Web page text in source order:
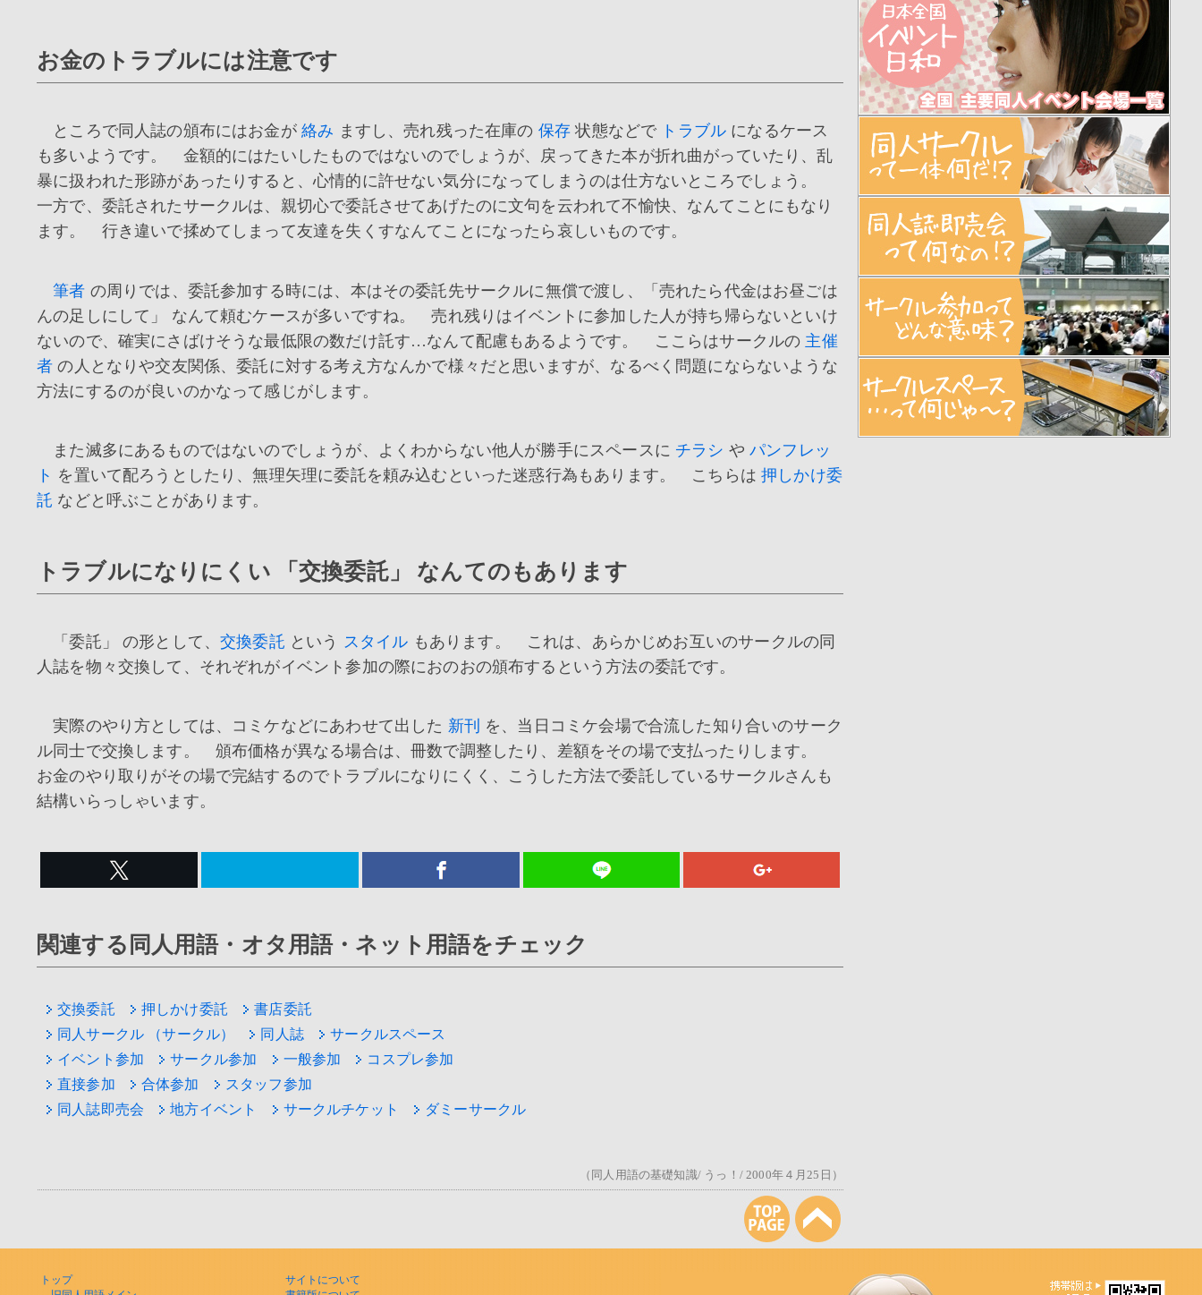
お金のトラブルには注意です
ところで同人誌の頒布にはお金が 絡み ますし、売れ残った在庫の 保存 状態などで トラブル になるケース
も多いようです。 金額的にはたいしたものではないのでしょうが、戻ってきた本が折れ曲がっていたり、乱
暴に扱われた形跡があったりすると、心情的に許せない気分になってしまうのは仕方ないところでしょう。
一方で、委託されたサークルは、親切心で委託させてあげたのに文句を云われて不愉快、なんてことにもなり
ます。 行き違いで揉めてしまって友達を失くすなんてことになったら哀しいものです。
筆者 の周りでは、委託参加する時には、本はその委託先サークルに無償で渡し、「売れたら代金はお昼ごは
んの足しにして」 なんて頼むケースが多いですね。 売れ残りはイベントに参加した人が持ち帰らないといけ
ないので、確実にさばけそうな最低限の数だけ託す…なんて配慮もあるようです。 ここらはサークルの 主催
者 の人となりや交友関係、委託に対する考え方なんかで様々だと思いますが、なるべく問題にならないような
方法にするのが良いのかなって感じがします。
また滅多にあるものではないのでしょうが、よくわからない他人が勝手にスペースに チラシ やパンフレッ
ト を置いて配ろうとしたり、無理矢理に委託を頼み込むといった迷惑行為もあります。 こちらは押しかけ委
託 などと呼ぶことがあります。
トラブルになりにくい 「交換委託」 なんてのもあります
「委託」 の形として、交換委託 という スタイル もあります。 これは、あらかじめお互いのサークルの同
人誌を物々交換して、それぞれがイベント参加の際におのおの頒布するという方法の委託です。
実際のやり方としては、コミケなどにあわせて出した 新刊 を、当日コミケ会場で合流した知り合いのサーク
ル同士で交換します。 頒布価格が異なる場合は、冊数で調整したり、差額をその場で支払ったりします。
お金のやり取りがその場で完結するのでトラブルになりにくく、こうした方法で委託しているサークルさんも
結構いらっしゃいます。
関連する同人用語・オタ用語・ネット用語をチェック
交換委託 押しかけ委託
書店委託
同人サークル （サークル）
同人誌
サークルスペース
イベント参加
サークル参加 一般参加
コスプレ参加
直接参加
合体参加
スタッフ参加
同人誌即売会
地方イベント サークルチケット ダミーサークル
（同人用語の基礎知識/ うっ！/ 2000年４月25日）
トップ
サイトについて